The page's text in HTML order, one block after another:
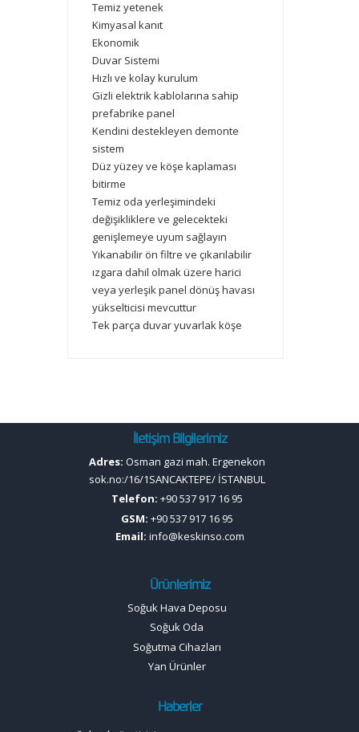
Temiz yetenek
Kimyasal kanıt
Ekonomik
Duvar Sistemi
Hızlı ve kolay kurulum
Gizli elektrik kablolarına sahip
prefabrike panel
Kendini destekleyen demonte
sistem
Düz yüzey ve köşe kaplaması
bitirme
Temiz oda yerleşimindeki
değişikliklere ve gelecekteki
genişlemeye uyum sağlayın
Yıkanabilir ön filtre ve çıkarılabilir
ızgara dahil olmak üzere harici
veya yerleşik panel dönüş havası
yükselticisi mevcuttur
Tek parça duvar yuvarlak köşe
İletişim Bilgilerimiz
Adres: Osman gazi mah. Ergenekon
sok.no:/16/1SANCAKTEPE/ İSTANBUL
Telefon: +90 537 917 16 95
GSM: +90 537 917 16 95
Email: info@keskinso.com
Ürünlerimiz
Soğuk Hava Deposu
Soğuk Oda
Soğutma Cihazları
Yan Ürünler
Haberler